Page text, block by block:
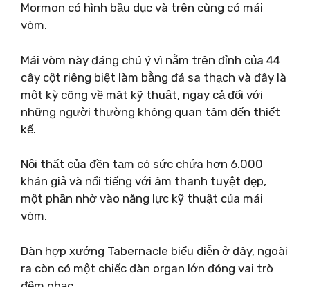
Mormon có hình bầu dục và trên cùng có mái
vòm.
Mái vòm này đáng chú ý vì nằm trên đỉnh của 44
cây cột riêng biệt làm bằng đá sa thạch và đây là
một kỳ công về mặt kỹ thuật, ngay cả đối với
những người thường không quan tâm đến thiết
kế.
Nội thất của đền tạm có sức chứa hơn 6.000
khán giả và nổi tiếng với âm thanh tuyệt đẹp,
một phần nhờ vào năng lực kỹ thuật của mái
vòm.
Dàn hợp xướng Tabernacle biểu diễn ở đây, ngoài
ra còn có một chiếc đàn organ lớn đóng vai trò